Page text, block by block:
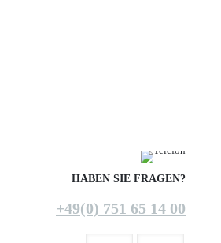
HABEN SIE FRAGEN?
+49(0) 751 65 14 00